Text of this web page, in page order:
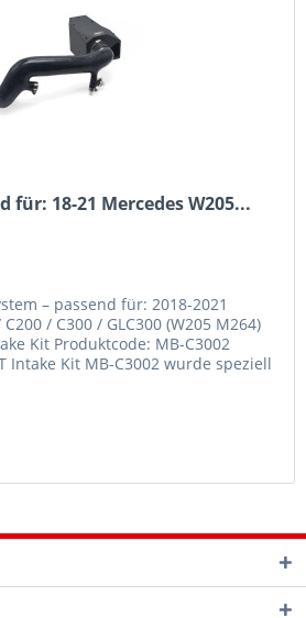
für: 18-21 Mercedes W205...
– passend für: 2018-2021
/ C300 / GLC300 (W205 M264)
Kit Produktcode: MB-C3002
Intake Kit MB-C3002 wurde speziell